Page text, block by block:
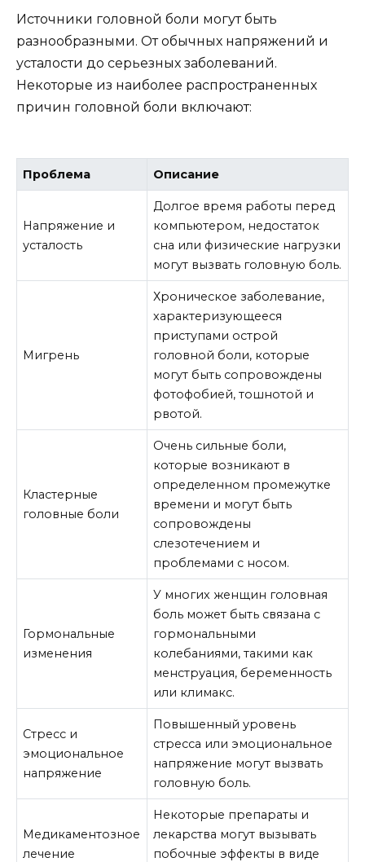
Источники головной боли могут быть
разнообразными. От обычных напряжений и
усталости до серьезных заболеваний.
Некоторые из наиболее распространенных
причин головной боли включают:
Проблема Описание
Напряжение и
усталость
Долгое время работы перед
компьютером, недостаток
сна или физические нагрузки
могут вызвать головную боль.
Мигрень
Хроническое заболевание,
характеризующееся
приступами острой
головной боли, которые
могут быть сопровождены
фотофобией, тошнотой и
рвотой.
Кластерные
головные боли
Очень сильные боли,
которые возникают в
определенном промежутке
времени и могут быть
сопровождены
слезотечением и
проблемами с носом.
Гормональные
изменения
У многих женщин головная
боль может быть связана с
гормональными
колебаниями, такими как
менструация, беременность
или климакс.
Стресс и
эмоциональное
напряжение
Повышенный уровень
стресса или эмоциональное
напряжение могут вызвать
головную боль.
Медикаментозное
лечение
Некоторые препараты и
лекарства могут вызывать
побочные эффекты в виде